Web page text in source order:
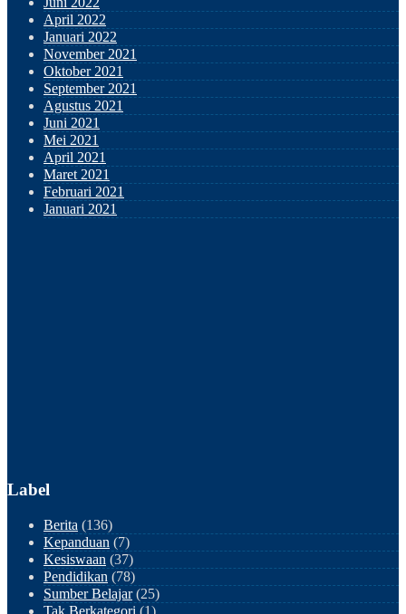
April 2022
Januari 2022
November 2021
Oktober 2021
September 2021
Agustus 2021
Juni 2021
Mei 2021
April 2021
Maret 2021
Februari 2021
Januari 2021
Label
Berita (136)
Kepanduan (7)
Kesiswaan (37)
Pendidikan (78)
Sumber Belajar(25)
Tak Berkategori (1)